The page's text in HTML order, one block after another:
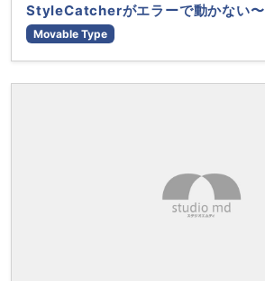
StyleCatcherがエラーで動かない
Movable Type